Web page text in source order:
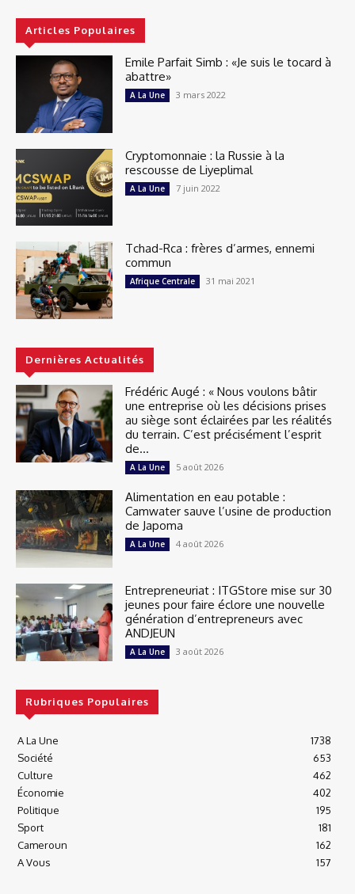
Articles Populaires
Emile Parfait Simb : «Je suis le tocard à
abattre»
A La Une 3 mars 2022
Cryptomonnaie : la Russie à la
rescousse de Liyeplimal
A La Une 7 juin 2022
Tchad-Rca : frères d’armes, ennemi
commun
Afrique Centrale 31 mai 2021
Dernières Actualités
Frédéric Augé : « Nous voulons bâtir
une entreprise où les décisions prises
au siège sont éclairées par les réalités
du terrain. C’est précisément l’esprit
de...
A La Une 5 août 2026
Alimentation en eau potable :
Camwater sauve l’usine de production
de Japoma
A La Une 4 août 2026
Entrepreneuriat : ITGStore mise sur 30
jeunes pour faire éclore une nouvelle
génération d’entrepreneurs avec
ANDJEUN
A La Une 3 août 2026
Rubriques Populaires
A La Une
1738
Société
653
Culture
462
Économie
402
Politique
195
Sport
181
Cameroun
162
A Vous
157